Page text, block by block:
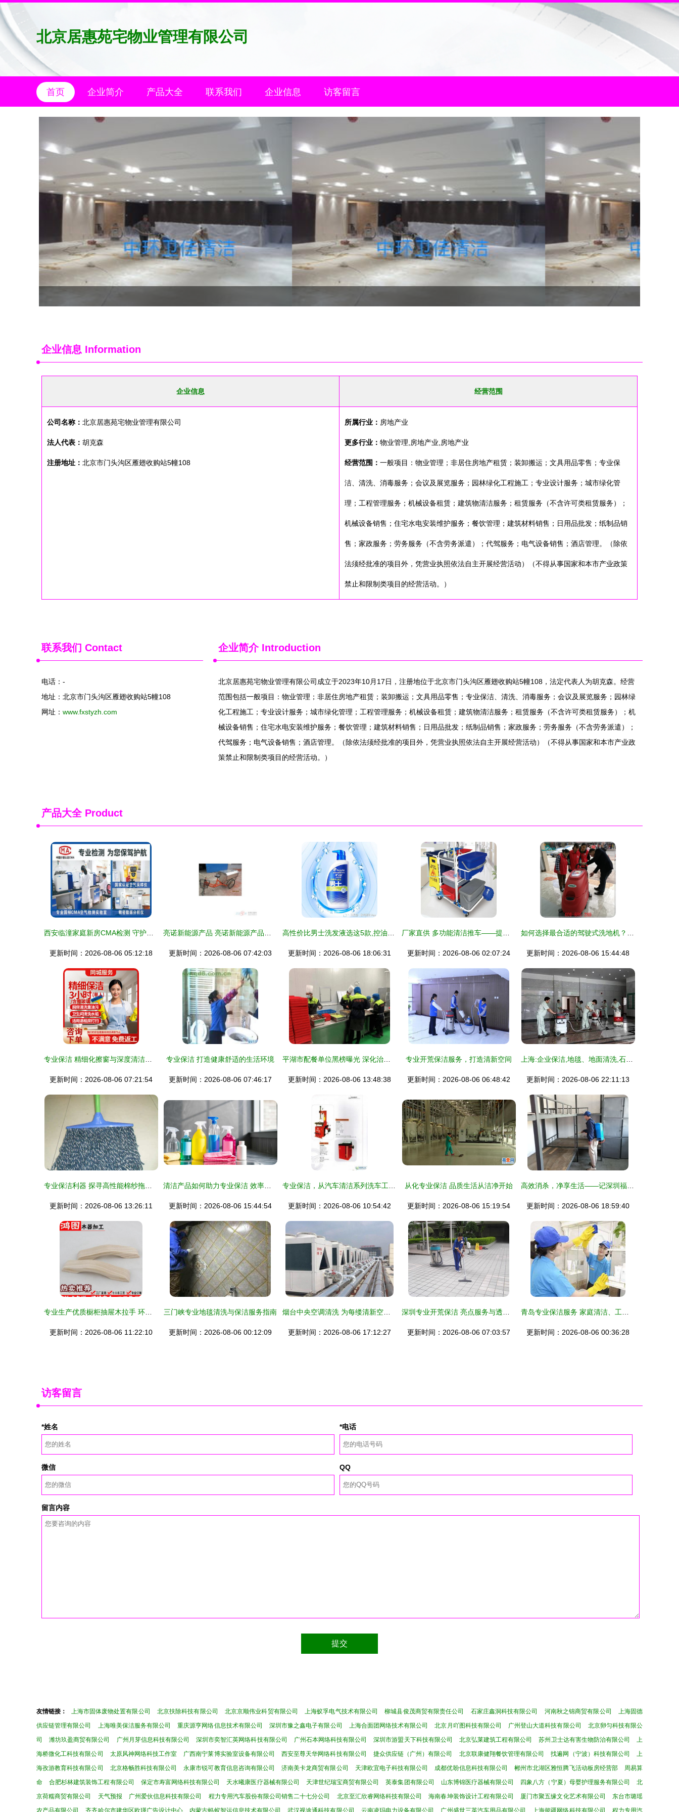
北京居惠苑宅物业管理有限公司
首页 企业简介 产品大全 联系我们 企业信息 访客留言
企业信息 Information
企业信息 经营范围
公司名称： 北京居惠苑宅物业管理有限公司
法人代表： 胡克森
注册地址： 北京市门头沟区雁翅收购站5幢108
所属行业： 房地产业
更多行业： 物业管理,房地产业,房地产业
经营范围： 一般项目：物业管理；非居住房地产租赁；装卸搬运；文具用品零售；专业保
洁、清洗、消毒服务；会议及展览服务；园林绿化工程施工；专业设计服务；城市绿化管
理；工程管理服务；机械设备租赁；建筑物清洁服务；租赁服务（不含许可类租赁服务）；
机械设备销售；住宅水电安装维护服务；餐饮管理；建筑材料销售；日用品批发；纸制品销
售；家政服务；劳务服务（不含劳务派遣）；代驾服务；电气设备销售；酒店管理。（除依
法须经批准的项目外，凭营业执照依法自主开展经营活动）（不得从事国家和本市产业政策
禁止和限制类项目的经营活动。）
联系我们 Contact
电话：-
地址：北京市门头沟区雁翅收购站5幢108
网址： www.fxstyzh.com
企业简介Introduction
北京居惠苑宅物业管理有限公司成立于2023年10月17日，注册地位于北京市门头沟区雁翅收购站5幢108，法定代表人为胡克森。经营
范围包括一般项目：物业管理；非居住房地产租赁；装卸搬运；文具用品零售；专业保洁、清洗、消毒服务；会议及展览服务；园林绿
化工程施工；专业设计服务；城市绿化管理；工程管理服务；机械设备租赁；建筑物清洁服务；租赁服务（不含许可类租赁服务）；机
械设备销售；住宅水电安装维护服务；餐饮管理；建筑材料销售；日用品批发；纸制品销售；家政服务；劳务服务（不含劳务派遣）；
代驾服务；电气设备销售；酒店管理。（除依法须经批准的项目外，凭营业执照依法自主开展经营活动）（不得从事国家和本市产业政
策禁止和限制类项目的经营活动。）
产品大全Product
更新时间：2026-08-06 05:12:18 更新时间：2026-08-06 07:42:03 更新时间：2026-08-06 18:06:31 更新时间：2026-08-06 02:07:24 更新时间：2026-08-06 15:44:48
更新时间：2026-08-06 07:21:54
专业保洁 打造健康舒适的生活环境
更新时间：2026-08-06 07:46:17 更新时间：2026-08-06 13:48:38
专业开荒保洁服务，打造清新空间
更新时间：2026-08-06 06:48:42 更新时间：2026-08-06 22:11:13
更新时间：2026-08-06 13:26:11 更新时间：2026-08-06 15:44:54 更新时间：2026-08-06 10:54:42
从化专业保洁 品质生活从洁净开始
更新时间：2026-08-06 15:19:54 更新时间：2026-08-06 18:59:40
更新时间：2026-08-06 11:22:10
三门峡专业地毯清洗与保洁服务指南
更新时间：2026-08-06 00:12:09 更新时间：2026-08-06 17:12:27 更新时间：2026-08-06 07:03:57 更新时间：2026-08-06 00:36:28
访客留言
*姓名 *电话
微信 QQ
留言内容
友情链接： 上海市固体废物处置有限公司 北京扶除科技有限公司 北京京顺伟业科贸有限公司 上海蚁孚电气技术有限公司 柳城县俊茂商贸有限责任公司 石家庄鑫洞科技有限公司 河南秋之锦商贸有限公司
上海固德
供应链管理有限公司
上海唯美保洁服务有限公司 重庆源亨网络信息技术有限公司 深圳市豫之鑫电子有限公司 上海合面团网络技术有限公司 北京月吖图科技有限公司 广州登山大道科技有限公司
北京卵匀科技有限公
司
潍坊玖盈商贸有限公司 广州月芽信息科技有限公司 深圳市奕智汇英网络科技有限公司 广州石本网络科技有限公司 深圳市游盟天下科技有限公司 北京弘莱建筑工程有限公司 苏州卫士达有害生物防治有限公司
上
海桥微化工科技有限公司
太原风神网络科技工作室 广西南宁莱博实验室设备有限公司 西安至尊天华网络科技有限公司 捷众供应链（广州）有限公司 北京联康健翔餐饮管理有限公司 找遍网（宁波）科技有限公司
上
海孜游教育科技有限公司
北京格畅胜科技有限公司 永康市锐可教育信息咨询有限公司 济南美卡龙商贸有限公司 天津欧宜电子科技有限公司 成都优盼信息科技有限公司 郴州市北湖区雅恒腾飞活动板房经营部
周易算
命
合肥杉林建筑装饰工程有限公司 保定市寿富网络科技有限公司 天水曦康医疗器械有限公司 天津世纪瑞宝商贸有限公司 英泰集团有限公司 山东博锦医疗器械有限公司 四象八方（宁夏）母婴护理服务有限公司
北
京荷糯商贸有限公司
天气预报 广州爱伙信息科技有限公司 程力专用汽车股份有限公司销售二十七分公司 北京至汇欣睿网络科技有限公司 海南春坤装饰设计工程有限公司 厦门市聚五缘文化艺术有限公司
东台市璐瑶
农产品有限公司
齐齐哈尔市建华区欧瑾广告设计中心 内蒙古蚂蚁智运信息技术有限公司 武汉视途通科技有限公司 云南凌玛电力设备有限公司 广州盛世三英汽车用品有限公司 上海懿疆网络科技有限公司 程力专用汽